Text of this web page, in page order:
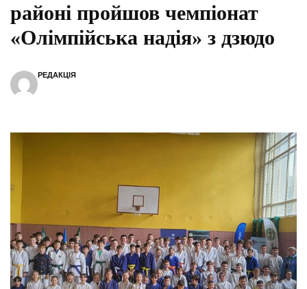
районі пройшов чемпіонат
«Олімпійська надія» з дзюдо
РЕДАКЦІЯ